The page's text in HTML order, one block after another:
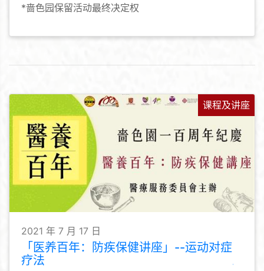
*啬色园保留活动最终决定权
课程及讲座
2021 年 7 月 17 日
「医养百年：防疾保健讲座」--运动对症
疗法